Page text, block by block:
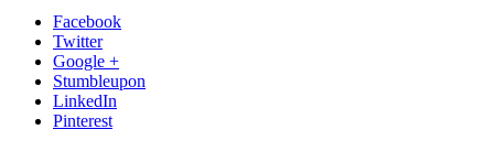
Facebook
Twitter
Google +
Stumbleupon
LinkedIn
Pinterest